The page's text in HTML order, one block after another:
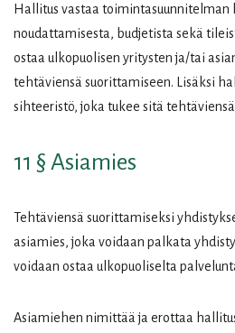
Hallitus vastaa toimintasuunnitelman
noudattamisesta, budjetista sekä
ostaa ulkopuolisen yritysten ja/tai
tehtäviensä suorittamiseen. Lisäksi
sihteeristö, joka tukee sitä
11 § Asiamies
Tehtäviensä suorittamiseksi
asiamies, joka voidaan palkata
voidaan ostaa ulkopuoliselta
Asiamiehen nimittää ja erottaa